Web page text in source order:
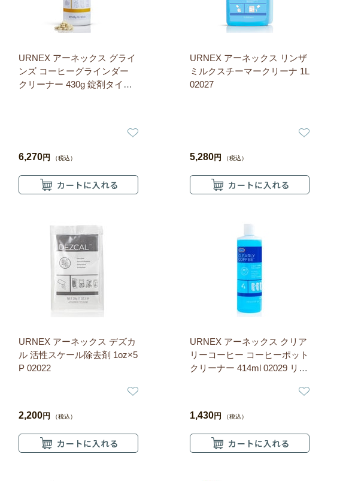
URNEX アーネックス グライ
ンズ コーヒーグラインダー
クリーナー 430g 錠剤タイプ
6,270円 （税込）
URNEX アーネックス リンザ
ミルクスチーマークリーナ 1L
02027
5,280円 （税込）
URNEX アーネックス デズカ
ル 活性スケール除去剤 1oz×5
P 02022
2,200円 （税込）
URNEX アーネックス クリア
リーコーヒー コーヒーポット
クリーナー 414ml 02029 リキ
1,430円 （税込）